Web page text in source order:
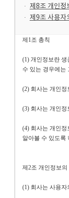
제8조 개인정
제9조 사용자
제 1조 총칙
(1) 개인정보란 생
수 있는 경우에는
(2) 회사는 개인
(3) 회사는 개인
(4) 회사는 개인
알아볼 수 있도록
제 2조 개인정보
(1) 회사는 사용